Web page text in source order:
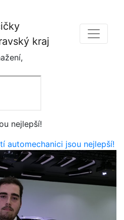
kraj
nejlepší!
automechanici jsou nejlepší!